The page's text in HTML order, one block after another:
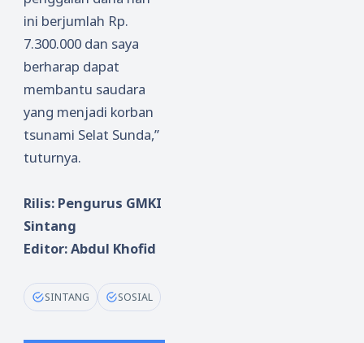
ini berjumlah Rp.
7.300.000 dan saya
berharap dapat
membantu saudara
yang menjadi korban
tsunami Selat Sunda,”
tuturnya.
Rilis: Pengurus GMKI
Sintang
Editor: Abdul Khofid
SINTANG SOSIAL